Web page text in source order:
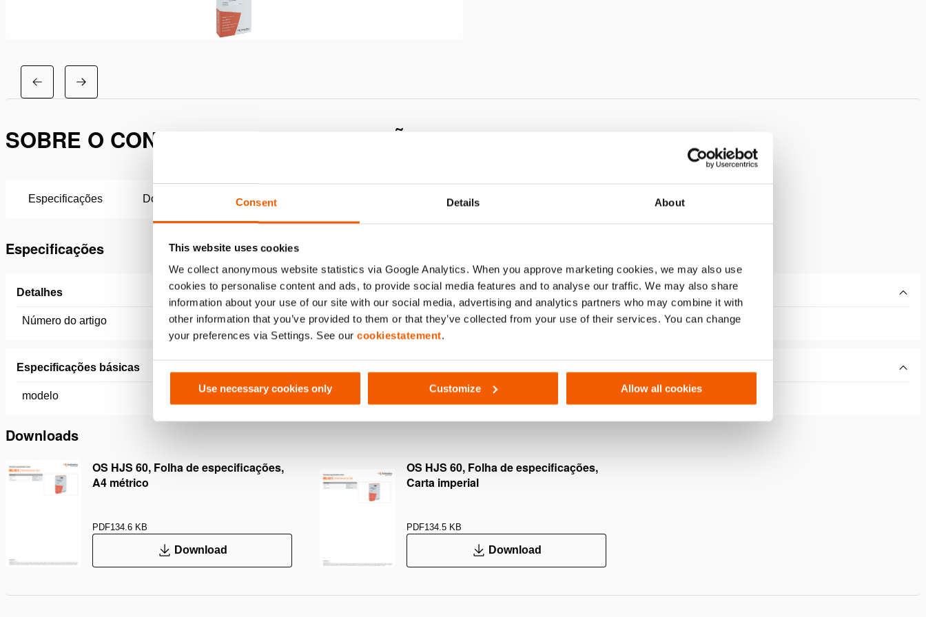
Consent Details About
This website uses cookies
We collect anonymous website statistics via Google Analytics. When you approve marketing cookies, we may also use
cookies to personalise content and ads, to provide social media features and to analyse our traffic. We may also share
information about your use of our site with our social media, advertising and analytics partners who may combine it with
other information that you’ve provided to them or that they’ve collected from your use of their services. You can change
your preferences via Settings. See our cookiestatement.
Use necessary cookies only Customize Allow all cookies
SOBRE O CONJUNTO DE MANUTENÇÃO OS HJS 60
Especificações Downloads
Especificações
Detalhes
Número do artigo 100.113.641
Especificações básicas
modelo OS HJS 60
Downloads
OS HJS 60, Folha de especificações,
A4 métrico
PDF134.6 KB
Download
OS HJS 60, Folha de especificações,
Carta imperial
PDF134.5 KB
Download